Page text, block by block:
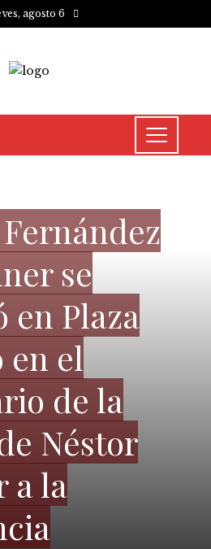
agosto 6
se
en Plaza
en el
de la
Néstor
a la